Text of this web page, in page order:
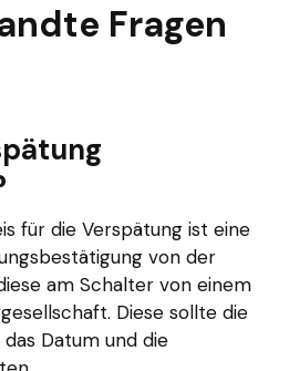
Fragen
für die Verspätung ist eine
von der
am Schalter von einem
Diese sollte die
Datum und die